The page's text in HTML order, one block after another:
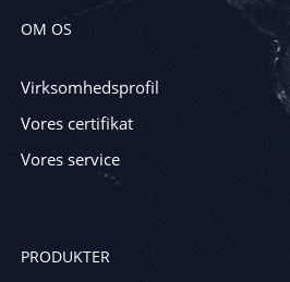
OM OS
Virksomhedsprofil
Vores certifikat
Vores service
PRODUKTER